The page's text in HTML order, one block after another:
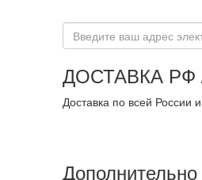
ДОСТАВКА РФ
Доставка по всей России
Дополнительно